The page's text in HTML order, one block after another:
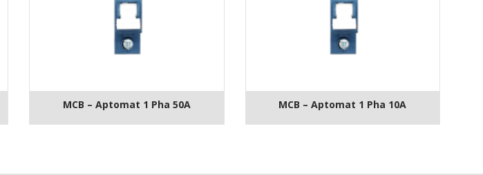
MCB – Aptomat 1 Pha 50A MCB – Aptomat 1 Pha 10A